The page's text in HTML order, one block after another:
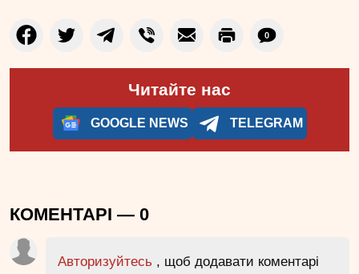
0
Читайте нас
GOOGLE NEWS TELEGRAM
КОМЕНТАРІ — 0
Авторизуйтесь , щоб додавати коментарі